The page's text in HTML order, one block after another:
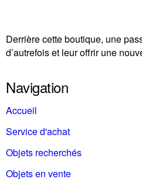
Derrière cette boutique, une
d’autrefois et leur offrir une
Navigation
Accueil
Service d'achat
Objets recherchés
Objets en vente